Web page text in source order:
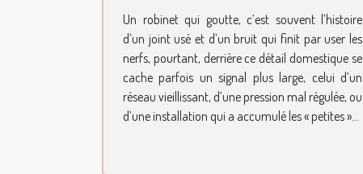
robinet qui goutte
révèle l’état du réseau
Un robinet qui goutte, c’est souvent l’histoire
d’un joint usé et d’un bruit qui finit par user les
nerfs, pourtant, derrière ce détail domestique se
cache parfois un signal plus large, celui d’un
réseau vieillissant, d’une pression mal régulée, ou
d’une installation qui a accumulé les « petites »...